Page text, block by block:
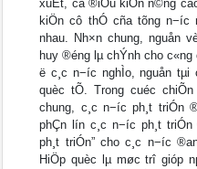
xuÊt, cã ®iÒu kiÖn n©ng
kiÖn cô thÓ cña tõng n−íc
nhau. Nh×n chung, nguån
huy ®éng lµ chÝnh cho
ë c¸c n−íc nghÌo, nguån
quèc tÕ. Trong cuéc
chung, c¸c n−íc ph¸t triÓn
phÇn lín c¸c n−íc ph¸t
ph¸t triÓn” cho c¸c n−íc
HiÖp quèc lµ møc trî gióp